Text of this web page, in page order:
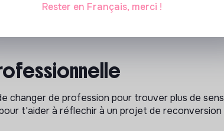
changer de profession pour trouver plus de sens
t'aider à réflechir à un projet de reconversion
Rester en Français, merci !